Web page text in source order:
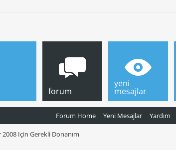
forum
Forum Home Yeni Mesajlar Yardım
yeni
mesajlar
Için Gerekli Donanım